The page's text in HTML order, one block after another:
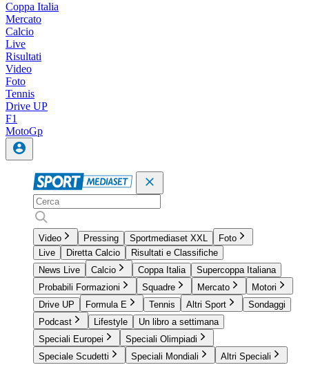
Coppa Italia
Mercato
Calcio
Live
Risultati
Video
Foto
Tennis
Drive UP
F1
MotoGp
Video Pressing Sportmediaset XXL
Foto
Live
Diretta Calcio
Risultati e Classifiche
News Live
Calcio Coppa Italia
Supercoppa Italiana
Probabili Formazioni
Squadre Mercato
Motori
Drive UP
Formula E Tennis Altri Sport
Sondaggi
Podcast
Lifestyle
Un libro a settimana
Speciali Europei
Speciali Olimpiadi
Speciale Scudetti
Speciali Mondiali Altri Speciali